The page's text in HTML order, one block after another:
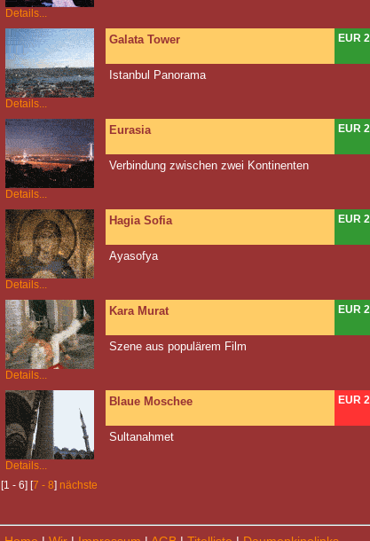
Details...
Details...
Galata Tower EUR
Istanbul Panorama
Details...
Eurasia EUR
Verbindung zwischen zwei Kontinenten
Details...
Hagia Sofia EUR
Ayasofya
Details...
Kara Murat EUR
Szene aus populärem Film
Details...
Blaue Moschee EUR
Sultanahmet
[1 - 6] [7 - 8] nächste